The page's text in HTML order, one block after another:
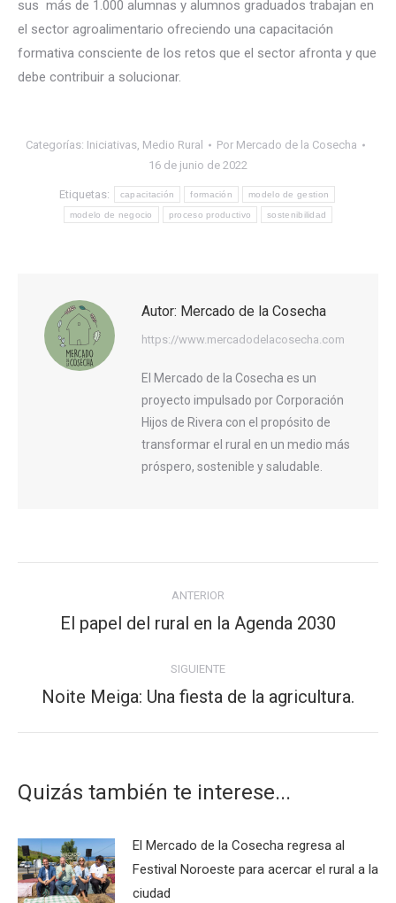
sus más de 1.000 alumnas y alumnos graduados trabajan en
el sector agroalimentario ofreciendo una capacitación
formativa consciente de los retos que el sector afronta y que
debe contribuir a solucionar.
Categorías: Iniciativas, Medio Rural Por Mercado de la Cosecha
16 de junio de 2022
Etiquetas: capacitación formación modelo de gestion
modelo de negocio proceso productivo sostenibilidad
Autor: Mercado de la Cosecha
https://www.mercadodelacosecha.com
El Mercado de la Cosecha es un
proyecto impulsado por Corporación
Hijos de Rivera con el propósito de
transformar el rural en un medio más
próspero, sostenible y saludable.
publicaciones
ANTERIOR
Publicación
El papel del rural en la Agenda 2030
SIGUIENTE
Publicación
Noite Meiga: Una fiesta de la agricultura.
Quizás también te interese...
El Mercado de la Cosecha regresa al
Festival Noroeste para acercar el rural a la
ciudad